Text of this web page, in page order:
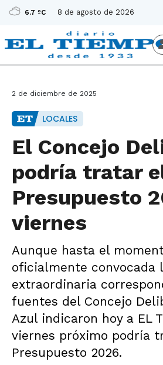
6.7 ºC 8 de agosto de 2026
2 de diciembre de 2025
LOCALES
El Concejo
podría tratar
Presupuesto
viernes
Aunque hasta el
oficialmente convocada
extraordinaria
fuentes del Concejo
Azul indicaron hoy a EL
viernes próximo podría
Presupuesto 2026.